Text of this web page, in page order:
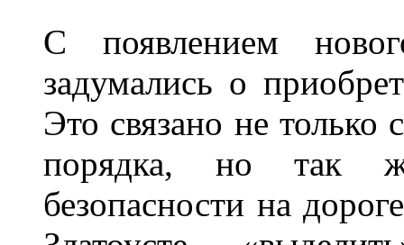
С появлением
задумались о
Это связано не только
порядка, но так
безопасности на